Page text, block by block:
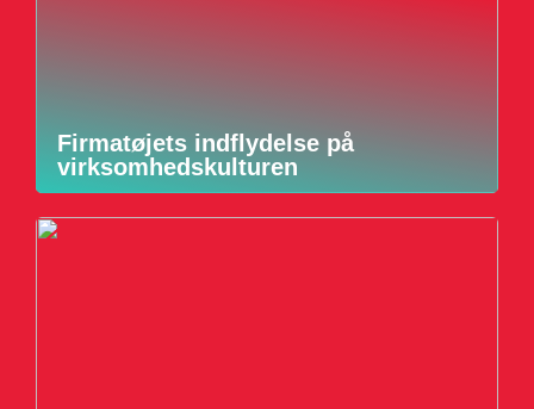
Firmatøjets indflydelse på
virksomhedskulturen